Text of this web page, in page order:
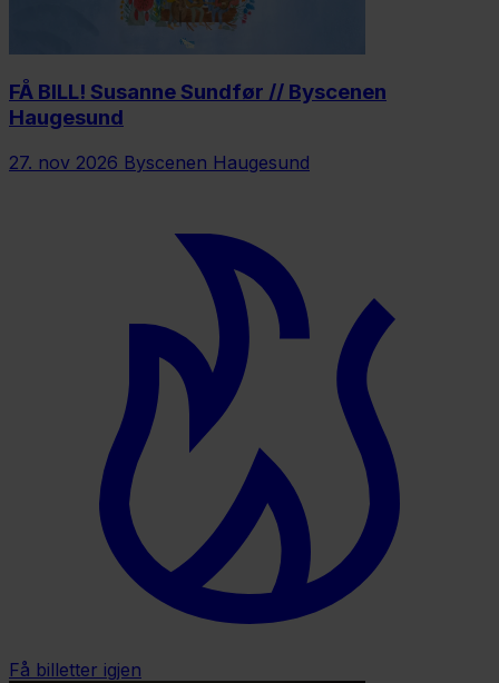
FÅ BILL! Susanne Sundfør // Byscenen
Haugesund
27. nov 2026 Byscenen Haugesund
Få billetter igjen